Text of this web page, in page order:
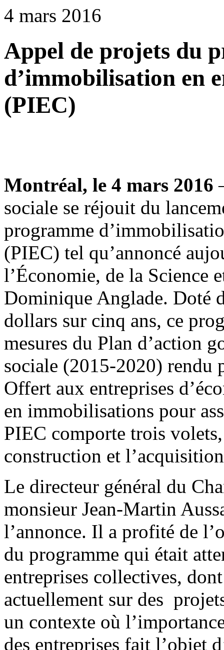
4 mars 2016
Appel de projets du
d’immobilisation en
(PIEC)
Montréal, le 4 mars 2016
sociale se réjouit du
programme
(PIEC) tel qu’annoncé
l’Économie, de la Science
Dominique Anglade. Doté
dollars sur cinq ans, ce
mesures du Plan d’action
sociale (2015-2020) rendu
Offert aux entreprises
en immobilisations pour
PIEC comporte trois
construction et
Le directeur général du
monsieur Jean-Martin
l’annonce. Il a profité de
du programme qui était
entreprises collectives,
actuellement sur des
un contexte où
des entreprises fait l’objet